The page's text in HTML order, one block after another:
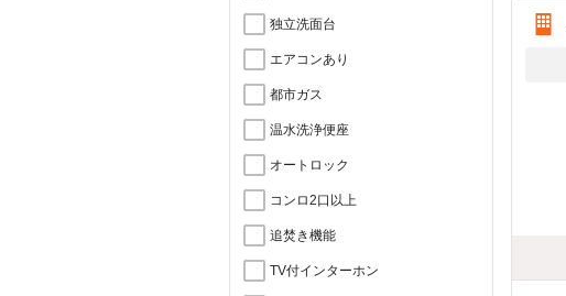
独立洗面台
エアコンあり
都市ガス
温水洗浄便座
オートロック
コンロ2口以上
追焚き機能
TV付インターホン